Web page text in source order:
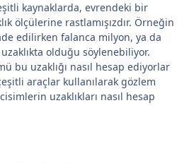
kaynaklarda, evrendeki bir
ölçülerine rastlamışızdır. Örneğin
edilirken falanca milyon, ya da
uzaklıkta olduğu söylenebiliyor.
bu uzaklığı nasıl hesap ediyorlar
araçlar kullanılarak gözlem
uzaklıkları nasıl hesap